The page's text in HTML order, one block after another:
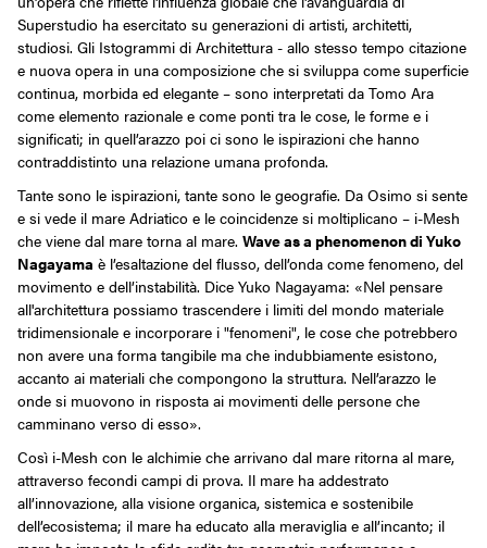
Superstudio ha esercitato su generazioni di artisti, architetti,
studiosi. Gli Istogrammi di Architettura - allo stesso tempo citazione
e nuova opera in una composizione che si sviluppa come superficie
continua, morbida ed elegante – sono interpretati da Tomo Ara
come elemento razionale e come ponti tra le cose, le forme e i
significati; in quell’arazzo poi ci sono le ispirazioni che hanno
contraddistinto una relazione umana profonda.
Tante sono le ispirazioni, tante sono le geografie. Da Osimo si sente
e si vede il mare Adriatico e le coincidenze si moltiplicano – i-Mesh
che viene dal mare torna al mare. Wave as a phenomenon di Yuko
Nagayama è l’esaltazione del flusso, dell’onda come fenomeno, del
movimento e dell’instabilità. Dice Yuko Nagayama: «Nel pensare
all'architettura possiamo trascendere i limiti del mondo materiale
tridimensionale e incorporare i "fenomeni", le cose che potrebbero
non avere una forma tangibile ma che indubbiamente esistono,
accanto ai materiali che compongono la struttura. Nell’arazzo le
onde si muovono in risposta ai movimenti delle persone che
camminano verso di esso».
Così i-Mesh con le alchimie che arrivano dal mare ritorna al mare,
attraverso fecondi campi di prova. Il mare ha addestrato
all’innovazione, alla visione organica, sistemica e sostenibile
dell’ecosistema; il mare ha educato alla meraviglia e all’incanto; il